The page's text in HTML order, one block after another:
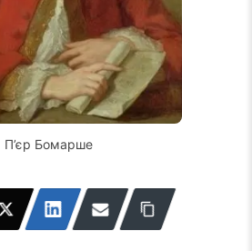
П’єр Бомарше